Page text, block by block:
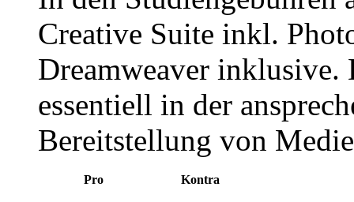
Creative Suite inkl.
Dreamweaver inklusive.
essentiell in der
Bereitstellung von
Pro Kontra